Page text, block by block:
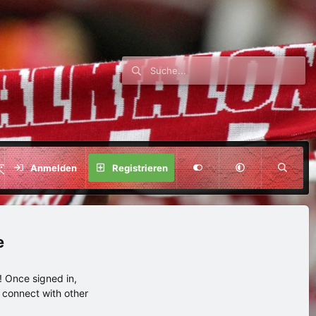
SPENDEAnmelden Registrieren
Once signed in,
with other